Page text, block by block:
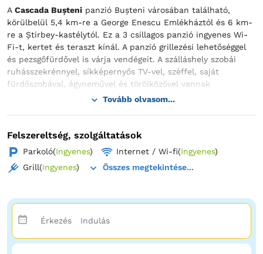
A Cascada Bușteni panzió Bușteni városában található,
körülbelül 5,4 km-re a George Enescu Emlékháztól és 6 km-
re a Știrbey-kastélytól. Ez a 3 csillagos panzió ingyenes Wi-
Fi-t, kertet és teraszt kínál. A panzió grillezési lehetőséggel
és pezsgőfürdővel is várja vendégeit. A szálláshely szobái
ruhásszekrénnyel, síkképernyős TV-vel, széffel, saját
fürdőszobával, ágyneművel és törölközővel vannak
felszerelve. A saját fürdőszobában ingyenes piperecikkek
Cascada szálláshelye 7 km-re fekszik a Peleș-kastélytól és
34 km-re a brassói Parc Aventura kalandparktól a bukaresti
Henri Coandă Nemzetközi Repülőtér pedig 113 km-re
található.
Tovább olvasom...
Felszereltség, szolgáltatások
Parkoló(Ingyenes) Internet / Wi-fi(Ingyenes)
Grill(Ingyenes) Összes megtekintése...